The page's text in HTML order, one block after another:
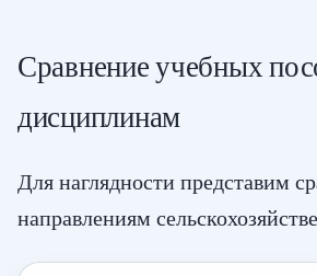
Сравнение учебных
дисциплинам
Для наглядности представим
направлениям